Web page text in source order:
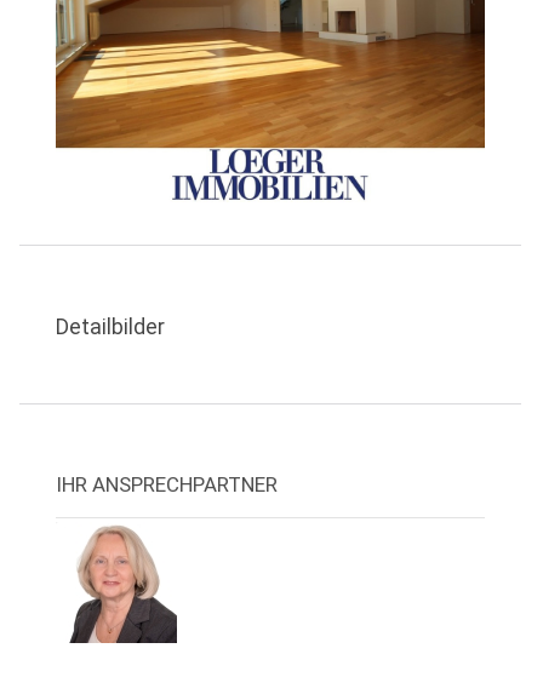
Detailbilder
IHR ANSPRECHPARTNER